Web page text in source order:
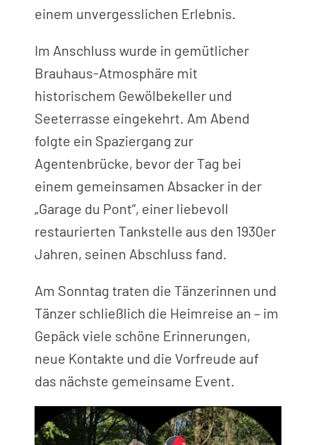
einem unvergesslichen Erlebnis.
Im Anschluss wurde in gemütlicher
Brauhaus-Atmosphäre mit
historischem Gewölbekeller und
Seeterrasse eingekehrt. Am Abend
folgte ein Spaziergang zur
Agentenbrücke, bevor der Tag bei
einem gemeinsamen Absacker in der
„Garage du Pont“, einer liebevoll
restaurierten Tankstelle aus den 1930er
Jahren, seinen Abschluss fand.
Am Sonntag traten die Tänzerinnen und
Tänzer schließlich die Heimreise an – im
Gepäck viele schöne Erinnerungen,
neue Kontakte und die Vorfreude auf
das nächste gemeinsame Event.